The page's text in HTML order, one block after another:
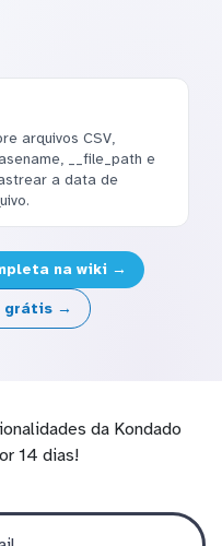
arquivos CSV,
__file_path e
a data de
na wiki →
grátis →
da Kondado
14 dias!